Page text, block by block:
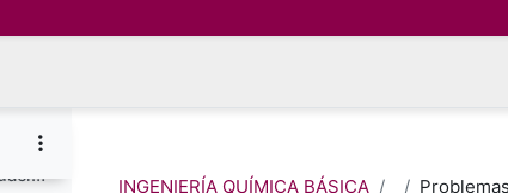
Problemas de AutoEvaluación sobre unidades
INGENIERÍA QUÍMICA BÁSICA